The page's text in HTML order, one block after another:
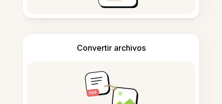
Convertir archivos